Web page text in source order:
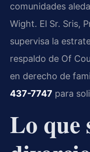
comunidades
Wight. El Sr. Sris,
supervisa la
respaldo de Of
en derecho de
437-7747 para
Lo que